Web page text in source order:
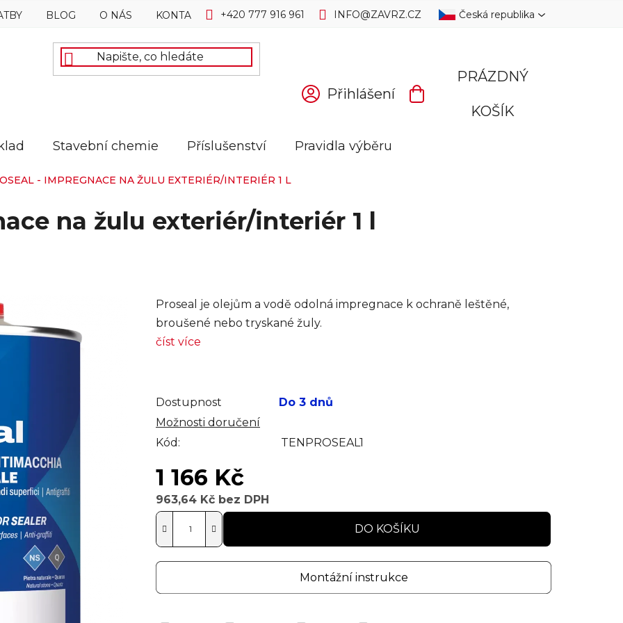
BLOG O NÁS KONTAKTY +420 777 916 961 INFO@ZAVRZ.CZ Česká republika
Přihlášení
NÁKUPNÍ
PRÁZDNÝ
KOŠÍK
Stavební chemie Příslušenství Pravidla výběru
- IMPREGNACE NA ŽULU EXTERIÉR/INTERIÉR 1 L
na žulu exteriér/interiér 1 l
Proseal je olejům a vodě odolná impregnace k ochraně leštěné,
broušené nebo tryskané žuly.
číst více
Dostupnost
Do 3 dnů
Možnosti doručení
Kód:
TENPROSEAL1
1 166 Kč
963,64 Kč bez DPH
DO KOŠÍKU
Montážní instrukce